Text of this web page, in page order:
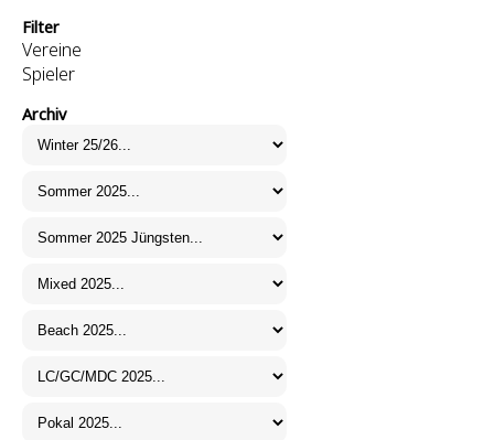
Filter
Vereine
Spieler
Archiv